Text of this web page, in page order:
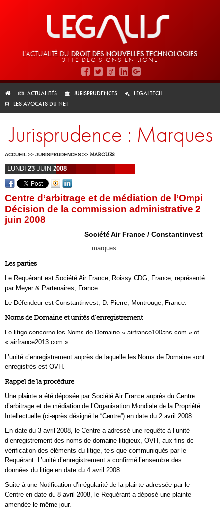
L'ACTUALITÉ DU DROIT DES NOUVELLES TECHNOLOGIES
3112 DÉCISIONS EN LIGNE
ACTUALITÉS JURISPRUDENCES
LEGALTECH
LES AVOCATS DU NET
Jurisprudence : Marques
ACCUEIL >> JURISPRUDENCES >> MARQUES
LUNDI 23 JUIN 2008
Centre d’arbitrage et de médiation de l’Ompi
Décision de la commission administrative 2
juin 2008
Société Air France / Constantinvest
marques
Les parties
Le Requérant est Société Air France, Roissy CDG, France, représenté
par Meyer & Partenaires, France.
Le Défendeur est Constantinvest, D. Pierre, Montrouge, France.
Noms de Domaine et unités d’enregistrement
Le litige concerne les Noms de Domaine « airfrance100ans.com » et
« airfrance2013.com ».
L’unité d’enregistrement auprès de laquelle les Noms de Domaine sont
enregistrés est OVH.
Rappel de la procédure
Une plainte a été déposée par Société Air France auprès du Centre
d’arbitrage et de médiation de l’Organisation Mondiale de la Propriété
Intellectuelle (ci-après désigné le “Centre”) en date du 2 avril 2008.
En date du 3 avril 2008, le Centre a adressé une requête à l’unité
d’enregistrement des noms de domaine litigieux, OVH, aux fins de
vérification des éléments du litige, tels que communiqués par le
Requérant. L’unité d’enregistrement a confirmé l’ensemble des
données du litige en date du 4 avril 2008.
Suite à une Notification d’irrégularité de la plainte adressée par le
Centre en date du 8 avril 2008, le Requérant a déposé une plainte
amendée le même jour.